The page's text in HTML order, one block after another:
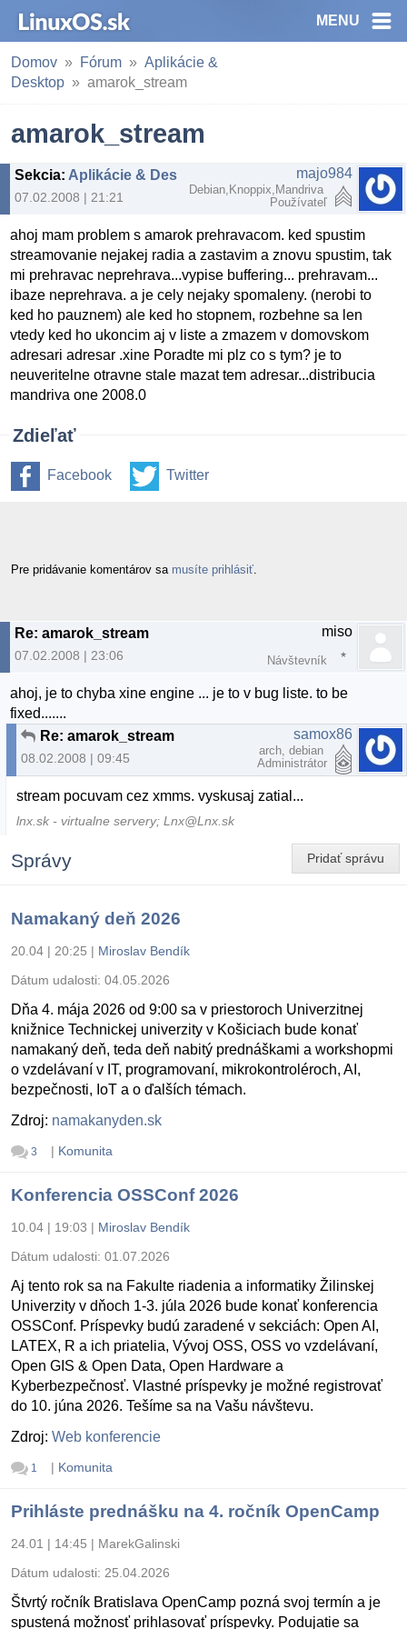
MENU
Domov Fórum
Aplikácie &
Desktop
amarok_stream
amarok_stream
Sekcia: Aplikácie & Desktop
07.02.2008 | 21:21
majo984
Debian,Knoppix,Mandriva
Používateľ
ahoj mam problem s amarok prehravacom. ked spustim
streamovanie nejakej radia a zastavim a znovu spustim, tak
mi prehravac neprehrava...vypise buffering... prehravam...
ibaze neprehrava. a je cely nejaky spomaleny. (nerobi to
ked ho pauznem) ale ked ho stopnem, rozbehne sa len
vtedy ked ho ukoncim aj v liste a zmazem v domovskom
adresari adresar .xine Poradte mi plz co s tym? je to
neuveritelne otravne stale mazat tem adresar...distribucia
mandriva one 2008.0
Zdieľať
Facebook Twitter
Pre pridávanie komentárov sa musíte prihlásiť
Re: amarok_stream
07.02.2008 | 23:06
miso
Návštevník
ahoj, je to chyba xine engine ... je to v bug liste. to be
fixed.......
Re: amarok_stream
08.02.2008 | 09:45
samox86
arch, debian
Administrátor
stream pocuvam cez xmms. vyskusaj zatial...
lnx.sk - virtualne servery; Lnx@Lnx.sk
Pridať správu
Správy
Namakaný deň 2026
20.04 | 20:25 | Miroslav Bendík
Dátum udalosti: 04.05.2026
Dňa 4. mája 2026 od 9:00 sa v priestoroch Univerzitnej
knižnice Technickej univerzity v Košiciach bude konať
namakaný deň, teda deň nabitý prednáškami a workshopmi
o vzdelávaní v IT, programovaní, mikrokontroléroch, AI,
bezpečnosti, IoT a o ďalších témach.
Zdroj: namakanyden.sk
3 | Komunita
Konferencia OSSConf 2026
10.04 | 19:03 | Miroslav Bendík
Dátum udalosti: 01.07.2026
Aj tento rok sa na Fakulte riadenia a informatiky Žilinskej
Univerzity v dňoch 1-3. júla 2026 bude konať konferencia
OSSConf. Príspevky budú zaradené v sekciách: Open AI,
LATEX, R a ich priatelia, Vývoj OSS, OSS vo vzdelávaní,
Open GIS & Open Data, Open Hardware a
Kyberbezpečnosť. Vlastné príspevky je možné registrovať
do 10. júna 2026. Tešíme sa na Vašu návštevu.
Zdroj: Web konferencie
1 | Komunita
Prihláste prednášku na 4. ročník OpenCamp
24.01 | 14:45 | MarekGalinski
Dátum udalosti: 25.04.2026
Štvrtý ročník Bratislava OpenCamp pozná svoj termín a je
spustená možnosť prihlasovať príspevky. Podujatie sa